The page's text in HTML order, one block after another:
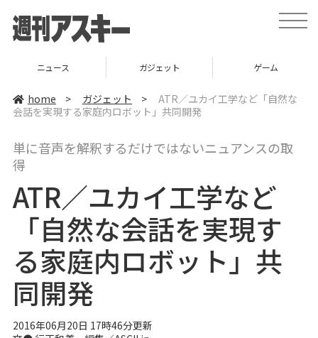
t
o
v
t
i
ニュース ガジェット ゲーム
home > ガジェット >
ATR／ユカイ工学など「自然な
会話を実現する家庭内ロボット」共同開発
単に音声を解釈するだけではないニュアンスの取
得
ATR／ユカイ工学など
「自然な会話を実現す
る家庭内ロボット」共
同開発
2016年06月20日 17時46分更新